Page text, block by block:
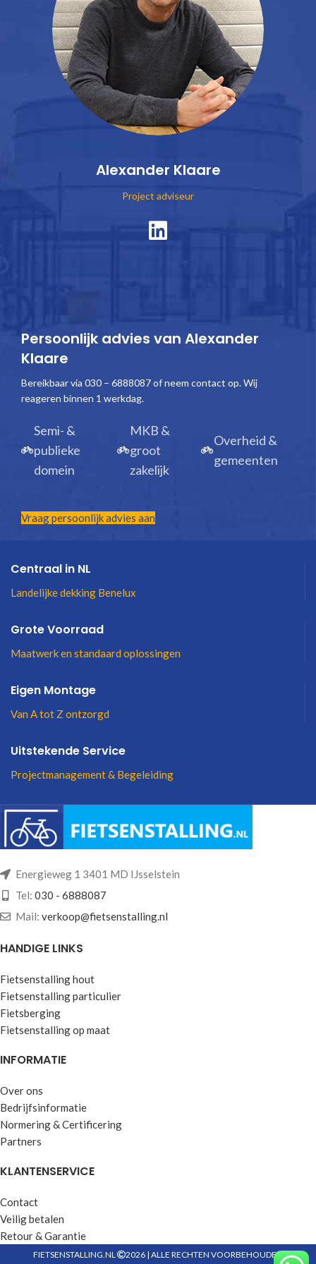
Alexander Klaare
Project adviseur
Persoonlijk advies van Alexander
Klaare
Bereikbaar via 030 – 6888087 of neem contact op. Wij
reageren binnen 1 werkdag.
Semi- &
publieke
domein
MKB &
groot
zakelijk
Overheid &
gemeenten
Vraag persoonlijk advies aan
Centraal in NL
Landelijke dekking Benelux
Grote Voorraad
Maatwerk en standaard oplossingen
Eigen Montage
Van A tot Z ontzorgd
Uitstekende Service
Projectmanagement & Begeleiding
Energieweg 1 3401 MD IJsselstein
Tel: 030 - 6888087
Mail: verkoop@fietsenstalling.nl
HANDIGE LINKS
Fietsenstalling hout
Fietsenstalling particulier
Fietsberging
Fietsenstalling op maat
INFORMATIE
Over ons
Bedrijfsinformatie
Normering & Certificering
Partners
KLANTENSERVICE
Contact
Veilig betalen
Retour & Garantie
FIETSENSTALLING.NL 2026 | ALLE RECHTEN VOORBEHOUDEN